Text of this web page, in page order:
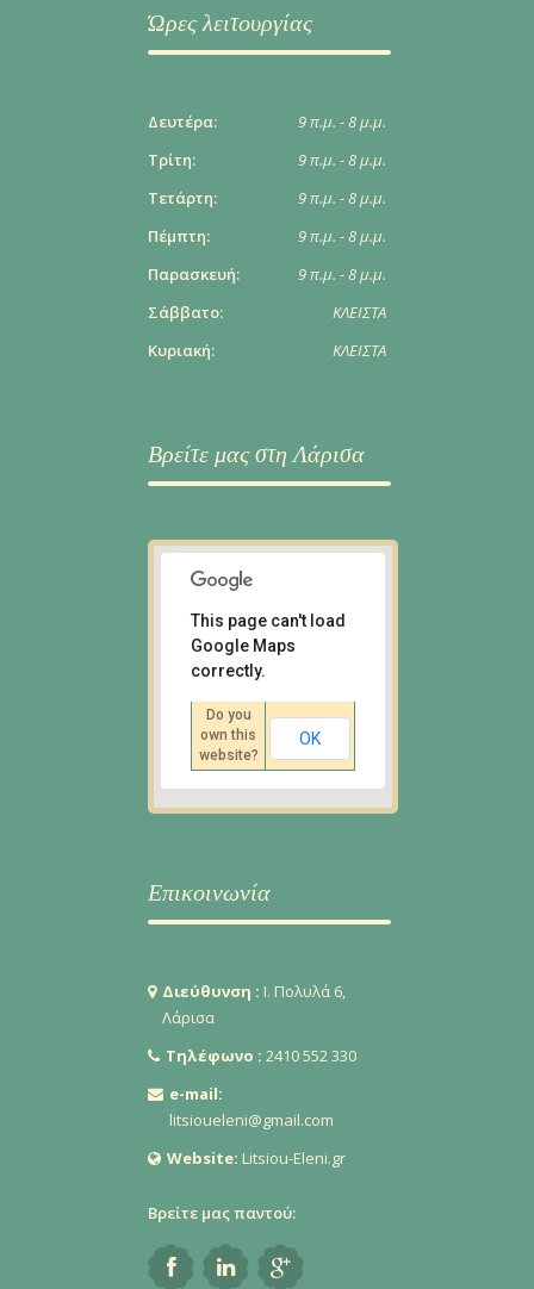
Ώρες λειτουργίας
Δευτέρα:
9 π.μ. - 8 μ.μ.
Τρίτη:
9 π.μ. - 8 μ.μ.
Τετάρτη:
9 π.μ. - 8 μ.μ.
Πέμπτη:
9 π.μ. - 8 μ.μ.
Παρασκευή:
9 π.μ. - 8 μ.μ.
Σάββατο:
ΚΛΕΙΣΤΑ
Κυριακή:
ΚΛΕΙΣΤΑ
Βρείτε μας στη Λάρισα
Ι. Πολυλά 6, Λάρισα
This page can't load
Google Maps
correctly.
Do you
own this
website?
OK
Επικοινωνία
Διεύθυνση : Ι. Πολυλά 6,
Λάρισα
Τηλέφωνο : 2410 552 330
e-mail:
litsioueleni@gmail.com
Website: Litsiou-Eleni.gr
Βρείτε μας παντού: